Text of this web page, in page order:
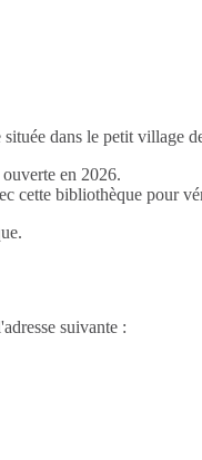
dans le petit village
en 2026.
cette bibliothèque pour
suivante :